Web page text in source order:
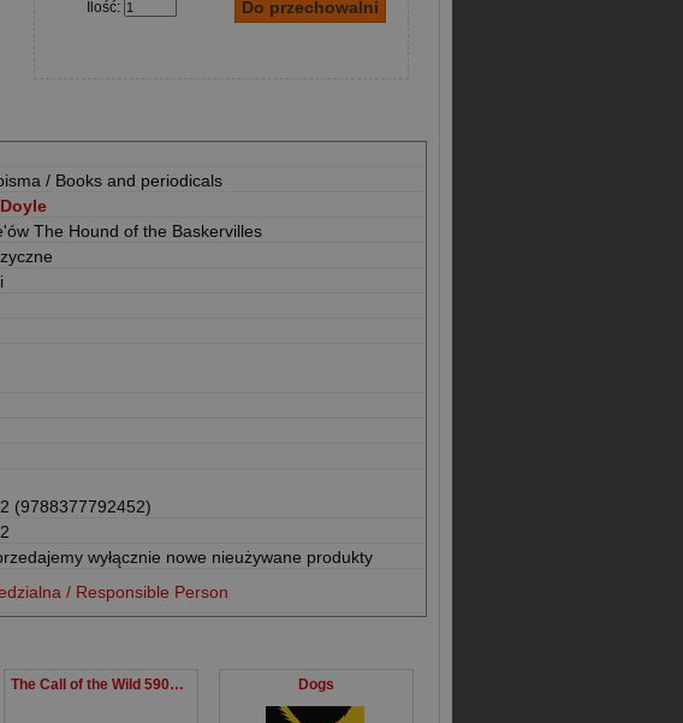
Ilość:
/ Books and periodicals
The Hound of the Baskervilles
(9788377792452)
wyłącznie nowe nieużywane produkty
/ Responsible Person
The Call of the Wild 590GBX03527KS Dogs